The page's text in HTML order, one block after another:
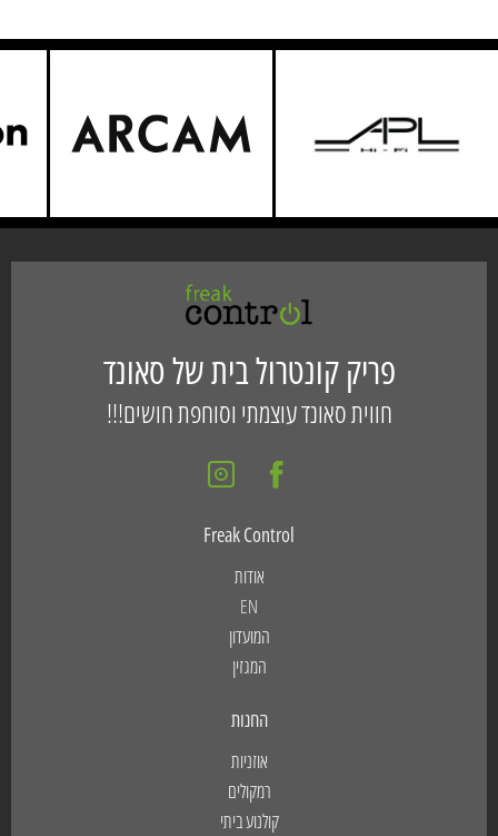
פריק קונטרול בית של סאונד
חווית סאונד עוצמתי וסוחפת חושים!!!
Freak Control
אודות
EN
המועדון
המגזין
החנות
אוזניות
רמקולים
קולנוע ביתי